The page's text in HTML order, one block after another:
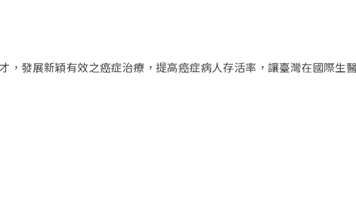
，發展新穎有效之癌症治療，提高癌症病人存活率，讓臺灣在國際生